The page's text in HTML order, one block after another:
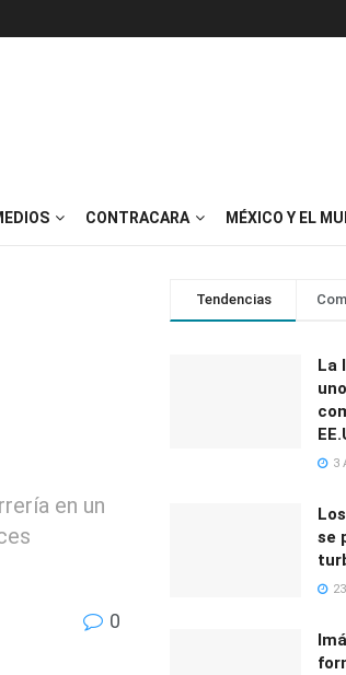
CONTRACARA MÉXICO Y EL
en un
0
Tendencias
La
3
se